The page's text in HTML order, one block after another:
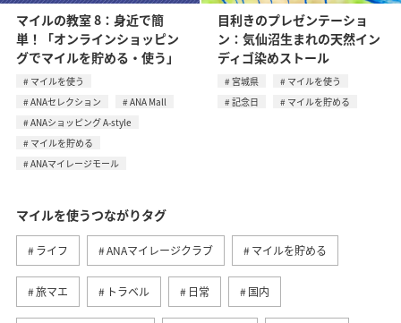
マイルの教室 8：身近で簡
単！「オンラインショッピン
グでマイルを貯める・使う」
マイルを使う
ANAセレクション
ANA Mall
ANAショッピング A-style
マイルを貯める
ANAマイレージモール
目利きのプレゼンテーショ
ン：気仙沼生まれの天然イン
ディゴ染めストール
宮城県
マイルを使う
記念日
マイルを貯める
マイルを使うつながりタグ
ライフ ANAマイレージクラブ マイルを貯める
旅マエ トラベル 日常 国内